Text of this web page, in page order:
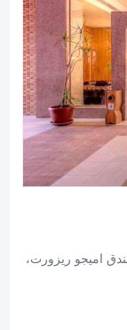
اميجو ريزورت،